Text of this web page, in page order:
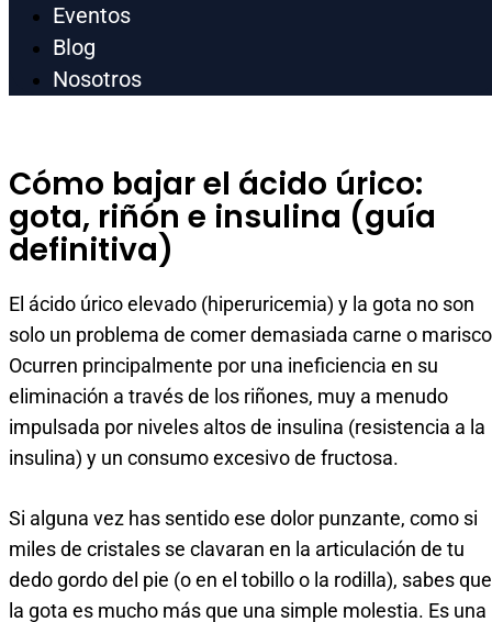
Eventos
Blog
Nosotros
Cómo bajar el ácido úrico:
gota, riñón e insulina (guía
definitiva)
El ácido úrico elevado (hiperuricemia) y la gota no son
solo un problema de comer demasiada carne o
Ocurren principalmente por una ineficiencia en su
eliminación a través de los riñones, muy a menudo
impulsada por niveles altos de insulina (resistencia a la
insulina) y un consumo excesivo de fructosa.
Si alguna vez has sentido ese dolor punzante, como si
miles de cristales se clavaran en la articulación de tu
dedo gordo del pie (o en el tobillo o la rodilla), sabes que
la gota es mucho más que una simple molestia. Es una